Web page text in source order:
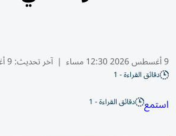
9 أغسطس 2026 12:30 مساء | آخر تحديث:9 أغسطس 12:57 2026
دقائق القراءة - 1
استمع دقائق القراءة - 1